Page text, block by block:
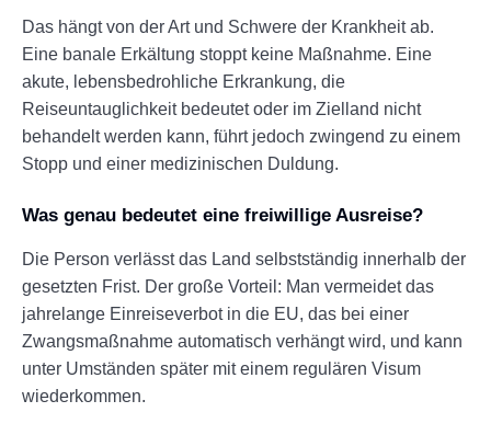
Das hängt von der Art und Schwere der Krankheit ab.
Eine banale Erkältung stoppt keine Maßnahme. Eine
akute, lebensbedrohliche Erkrankung, die
Reiseuntauglichkeit bedeutet oder im Zielland nicht
behandelt werden kann, führt jedoch zwingend zu einem
Stopp und einer medizinischen Duldung.
Was genau bedeutet eine freiwillige Ausreise?
Die Person verlässt das Land selbstständig innerhalb der
gesetzten Frist. Der große Vorteil: Man vermeidet das
jahrelange Einreiseverbot in die EU, das bei einer
Zwangsmaßnahme automatisch verhängt wird, und kann
unter Umständen später mit einem regulären Visum
wiederkommen.